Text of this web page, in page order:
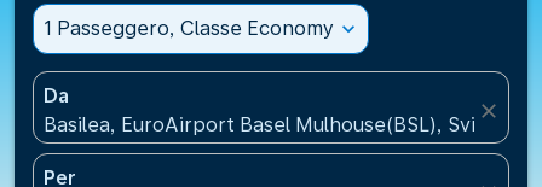
1 Passeggero, Classe Economy expand_more
Da
Basilea, EuroAirport Basel Mulhouse(BSL), Svizzera
close
Per